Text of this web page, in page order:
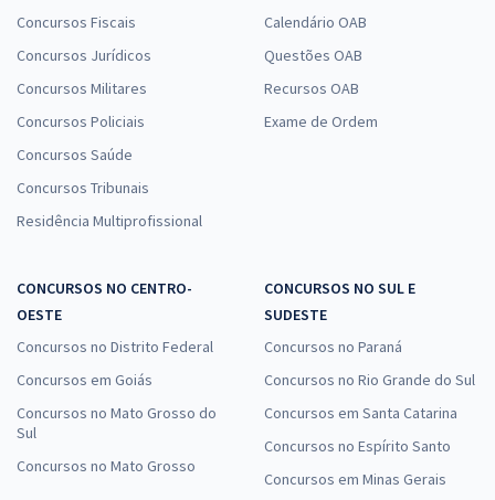
Concursos Fiscais
Concursos Jurídicos
Concursos Militares
Concursos Policiais
Concursos Saúde
Concursos Tribunais
Residência Multiprofissional
Calendário OAB
Questões OAB
Recursos OAB
Exame de Ordem
CONCURSOS NO CENTRO-
OESTE
Concursos no Distrito Federal
Concursos em Goiás
Concursos no Mato Grosso do
Sul
Concursos no Mato Grosso
CONCURSOS NO SUL E
SUDESTE
Concursos no Paraná
Concursos no Rio Grande do Sul
Concursos em Santa Catarina
Concursos no Espírito Santo
Concursos em Minas Gerais